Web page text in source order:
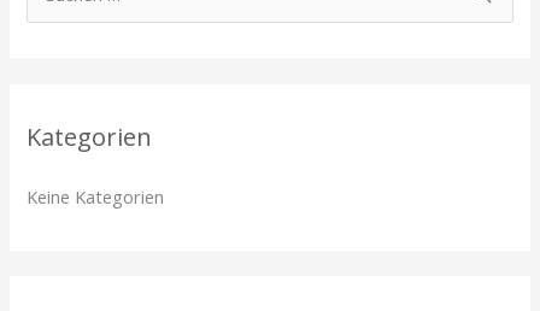
e
n
Kategorien
Keine Kategorien